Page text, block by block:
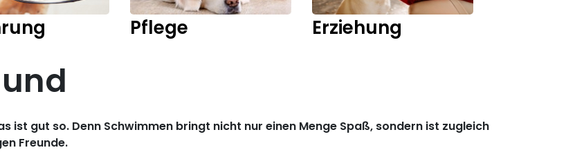
Pflege Erziehung
ist gut so. Denn Schwimmen bringt nicht nur einen Menge Spaß, sondern ist zugleich
Freunde.